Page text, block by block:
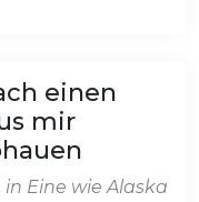
einen
mir
in Eine wie Alaska